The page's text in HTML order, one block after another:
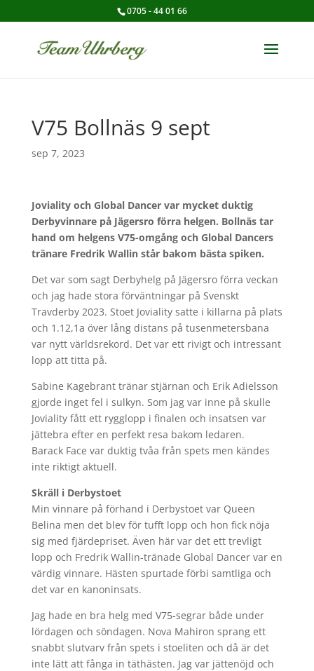
0705 - 44 01 66
V75 Bollnäs 9 sept
sep 7, 2023
Joviality och Global Dancer var mycket duktig
Derbyvinnare på Jägersro förra helgen. Bollnäs tar
hand om helgens V75-omgång och Global Dancers
tränare Fredrik Wallin står bakom bästa spiken.
Det var som sagt Derbyhelg på Jägersro förra veckan
och jag hade stora förväntningar på Svenskt
Travderby 2023. Stoet Joviality satte i killarna på plats
och 1.12,1a över lång distans på tusenmetersbana
var nytt världsrekord. Det var ett rivigt och intressant
lopp att titta på.
Sabine Kagebrant tränar stjärnan och Erik Adielsson
gjorde inget fel i sulkyn. Som jag var inne på skulle
Joviality fått ett rygglopp i finalen och insatsen var
jättebra efter en perfekt resa bakom ledaren.
Barack Face var duktig tvåa från spets men kändes
inte riktigt aktuell.
Skräll i Derbystoet
Min vinnare på förhand i Derbystoet var Queen
Belina men det blev för tufft lopp och hon fick nöja
sig med fjärdepriset. Även här var det ett trevligt
lopp och Fredrik Wallin-tränade Global Dancer var en
värdig vinnare. Hästen spurtade förbi samtliga och
det var en kanoninsats.
Jag hade en bra helg med V75-segrar både under
lördagen och söndagen. Nova Mahiron sprang ett
snabbt slutvarv från spets i stoeliten och då är det
inte lätt att fånga in täthästen. Jag var jättenöjd och